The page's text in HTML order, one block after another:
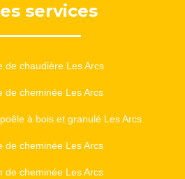
services
de chaudière Les Arcs
de cheminée Les Arcs
à bois et granulé Les Arcs
de cheminée Les Arcs
de cheminée Les Arcs